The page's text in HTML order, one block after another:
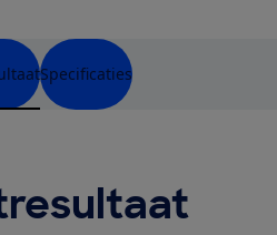
Specificaties